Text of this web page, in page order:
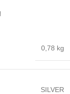
0,78 kg
SILVER